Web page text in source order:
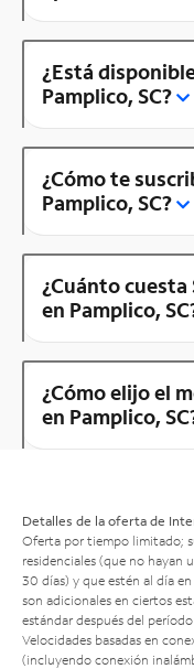
¿Está
Pamplico, SC?
¿Cómo te
Pamplico, SC?
¿Cuánto
en Pamplico,
¿Cómo elijo el
en Pamplico,
Detalles de la oferta de
Oferta por tiempo limitado;
residenciales (que no hayan
30 días) y que estén al día
son adicionales en ciertos
estándar después del
Velocidades basadas en
(incluyendo conexión